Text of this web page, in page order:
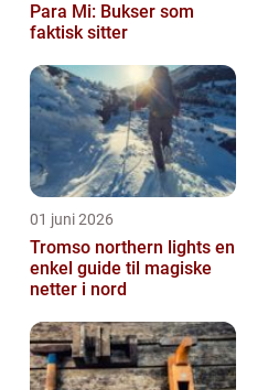
Para Mi: Bukser som
faktisk sitter
01 juni 2026
Tromso northern lights en
enkel guide til magiske
netter i nord